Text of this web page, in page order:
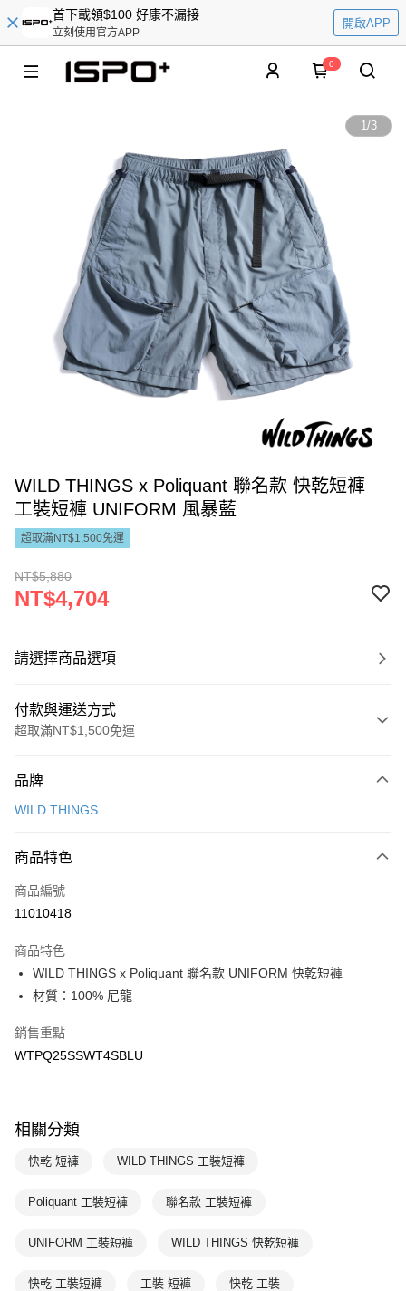
首下載領$100 好康不漏接
立刻使用官方APP
開啟APP
0
1/3
WILD THINGS x Poliquant 聯名款 快乾短褲
工裝短褲 UNIFORM 風暴藍
超取滿NT$1,500免運
NT$5,880
NT$4,704
請選擇商品選項
付款與運送方式
超取滿NT$1,500免運
信用卡一次付款
Apple Pay
悠遊付
7-11取貨(快速到店)
每筆NT$100，滿NT$1,500(含以上)免運費
宅配-本島
每筆NT$100，滿NT$1,500(含以上)免運費
品牌
WILD THINGS
商品特色
商品編號
11010418
商品特色
WILD THINGS x Poliquant 聯名款 UNIFORM 快乾短褲
材質：100% 尼龍
銷售重點
WTPQ25SSWT4SBLU
相關分類
快乾 短褲 WILD THINGS 工裝短褲
Poliquant 工裝短褲 聯名款 工裝短褲
UNIFORM 工裝短褲 WILD THINGS 快乾短褲
快乾 工裝短褲 工裝 短褲 快乾 工裝